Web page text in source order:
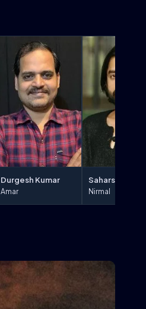
Durgesh Kumar
Amar Nirmal